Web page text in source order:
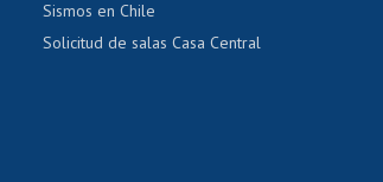
Sismos en Chile
Solicitud de salas Casa Central